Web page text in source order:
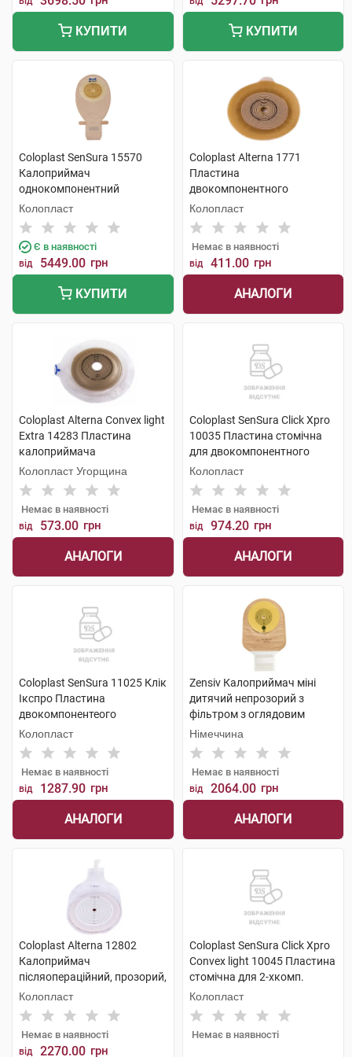
КУПИТИ КУПИТИ
Coloplast SenSura 15570
Калоприймач
однокомпонентний
прозорий відкритий 10-76
мм 30 шт
Колопласт
Є в наявності
від 5449.00 грн
КУПИТИ
Coloplast Alterna 1771
Пластина
двокомпонентного
калоприймача фланець-40
мм 10x35 мм 5 шт
Колопласт
Немає в наявності
від 411.00 грн
АНАЛОГИ
Coloplast Alterna Convex light
Extra 14283 Пластина
калоприймача
двокомпонентного фланець
60 мм 15-43 мм 5 шт
Колопласт Угорщина
Немає в наявності
від 573.00 грн
АНАЛОГИ
Coloplast SenSura Click Xpro
10035 Пластина стомічна
для двокомпонентного
калоприймача фланець 60
мм, отвір 15-43 мм 5 шт
Колопласт
Немає в наявності
від 974.20 грн
АНАЛОГИ
Coloplast SenSura 11025 Клік
Ікспро Пластина
двокомпонентеого
калоприймача фланець 50
мм розмір 15-33мм 5 шт
Колопласт
Немає в наявності
від 1287.90 грн
АНАЛОГИ
Zensiv Калоприймач міні
дитячий непрозорий з
фільтром з оглядовим
вікном 10-50 мм 20 шт
Німеччина
Немає в наявності
від 2064.00 грн
АНАЛОГИ
Coloplast Alterna 12802
Калоприймач
післяопераційний, прозорий,
відкритий з віконцем 10x100
мм 6 шт
Колопласт
Немає в наявності
від 2270.00 грн
Coloplast SenSura Click Xpro
Convex light 10045 Пластина
стомічна для 2-хкомп.
калоприймача флан. 70 мм,
отв. 15-53 мм 5 шт
Колопласт
Немає в наявності